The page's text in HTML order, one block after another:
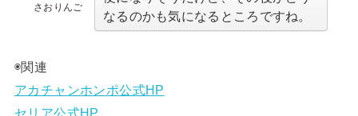
さおりんご
なるのかも気になるところですね。
◉関連
アカチャンホンポ公式HP
セリア公式HP